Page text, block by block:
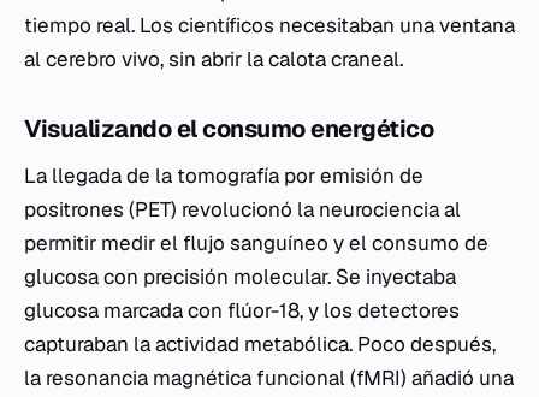
tiempo real. Los científicos necesitaban una ventana
al cerebro vivo, sin abrir la calota craneal.
Visualizando el consumo energético
La llegada de la tomografía por emisión de
positrones (PET) revolucionó la neurociencia al
permitir medir el flujo sanguíneo y el consumo de
glucosa con precisión molecular. Se inyectaba
glucosa marcada con flúor-18, y los detectores
capturaban la actividad metabólica. Poco después,
la resonancia magnética funcional (fMRI) añadió una